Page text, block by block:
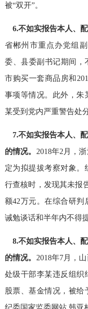
被“双开”。
6.不如实报告本人、
省郴州市重点办党组
委、县委副书记期间，
市购买一套商品房和
事项等情况。此外，朱
某受到党内严重警告处分
7.不如实报告本人、
的情况。 2018年2月，
定为拟提拔考察对象。
行查核时，发现其未报
额42万元。在综合研判
诫勉谈话和半年内不得
8.不如实报告本人、
的情况。 2018年7月，
处级干部李某违反组织
股票、基金情况，被
纪委国家监委网站 韩亚